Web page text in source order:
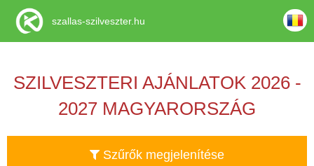
SZILVESZTERI AJÁNLATOK 2026 -
2027 MAGYARORSZÁG
Szűrők megjelenítése
szallas-szilveszter.hu